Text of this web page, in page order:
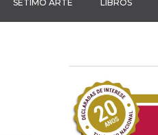
SÉTIMO ARTE LIBROS